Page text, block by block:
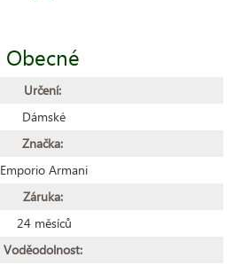
Obecné
Určení:
Dámské
Značka:
Emporio Armani
Záruka:
24 měsíců
Voděodolnost: